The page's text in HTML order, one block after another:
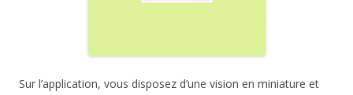
Sur l’application, vous disposez d’une vision en miniature et